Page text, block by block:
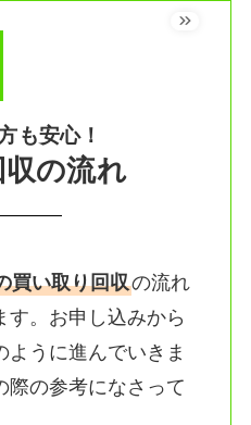
も安心！
の流れ
買い取り回収の流れ
す。お申し込みから
うに進んでいきま
際の参考になさって